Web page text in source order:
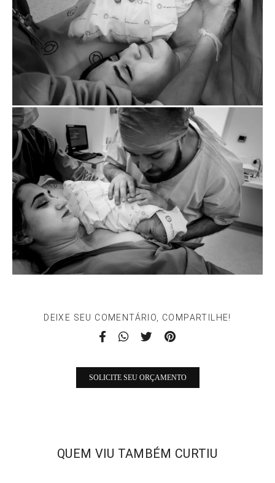
DEIXE SEU COMENTÁRIO, COMPARTILHE!
SOLICITE SEU ORÇAMENTO
QUEM VIU TAMBÉM CURTIU